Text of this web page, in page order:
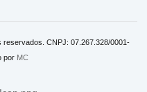
CNPJ: 07.267.328/0001-
por MC